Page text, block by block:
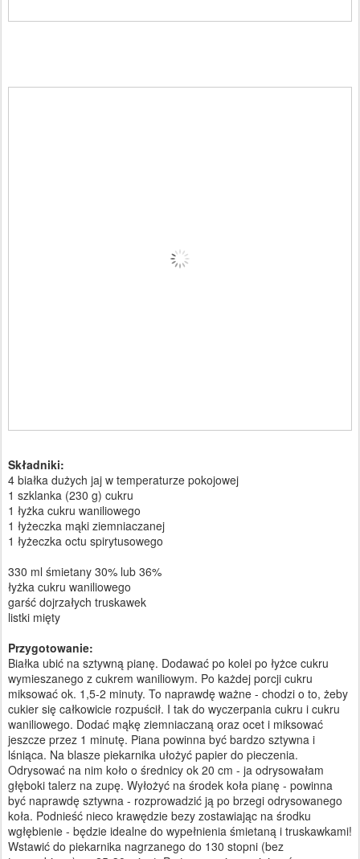
Składniki:
4 białka dużych jaj w temperaturze pokojowej
1 szklanka (230 g) cukru
1 łyżka cukru waniliowego
1 łyżeczka mąki ziemniaczanej
1 łyżeczka octu spirytusowego
330 ml śmietany 30% lub 36%
łyżka cukru waniliowego
garść dojrzałych truskawek
listki mięty
Przygotowanie:
Białka ubić na sztywną pianę. Dodawać po kolei po łyżce cukru
wymieszanego z cukrem waniliowym. Po każdej porcji cukru
miksować ok. 1,5-2 minuty. To naprawdę ważne - chodzi o to, żeby
cukier się całkowicie rozpuścił. I tak do wyczerpania cukru i cukru
waniliowego. Dodać mąkę ziemniaczaną oraz ocet i miksować
jeszcze przez 1 minutę. Piana powinna być bardzo sztywna i
lśniąca. Na blasze piekarnika ułożyć papier do pieczenia.
Odrysować na nim koło o średnicy ok 20 cm - ja odrysowałam
głęboki talerz na zupę. Wyłożyć na środek koła pianę - powinna
być naprawdę sztywna - rozprowadzić ją po brzegi odrysowanego
koła. Podnieść nieco krawędzie bezy zostawiając na środku
wgłębienie - będzie idealne do wypełnienia śmietaną i truskawkami!
Wstawić do piekarnika nagrzanego do 130 stopni (bez